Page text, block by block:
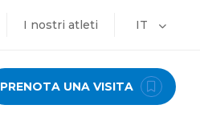
I nostri atleti IT
PRENOTA UNA VISITA